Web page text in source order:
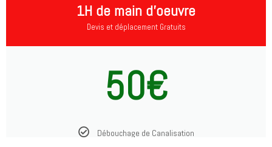
1H de main d'oeuvre
Devis et déplacement Gratuits
50€
Débouchage de Canalisation